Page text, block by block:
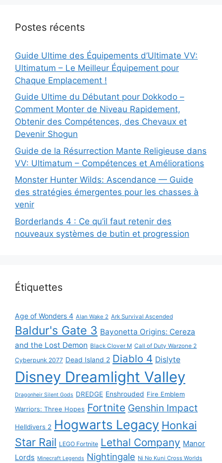
Postes récents
Guide Ultime des Équipements d’Ultimate VV:
Ultimatum – Le Meilleur Équipement pour
Chaque Emplacement !
Guide Ultime du Débutant pour Dokkodo –
Comment Monter de Niveau Rapidement,
Obtenir des Compétences, des Chevaux et
Devenir Shogun
Guide de la Résurrection Mante Religieuse dans
VV: Ultimatum – Compétences et Améliorations
Monster Hunter Wilds: Ascendance — Guide
des stratégies émergentes pour les chasses à
venir
Borderlands 4 : Ce qu’il faut retenir des
nouveaux systèmes de butin et progression
Étiquettes
Age of Wonders 4 Alan Wake 2 Ark Survival Ascended
Baldur's Gate 3 Bayonetta Origins: Cereza
and the Lost Demon Black Clover M Call of Duty Warzone 2
Cyberpunk 2077 Dead Island 2 Diablo 4 Dislyte
Disney Dreamlight Valley
Dragonheir Silent Gods DREDGE Enshrouded Fire Emblem
Warriors: Three Hopes Fortnite Genshin Impact
Helldivers 2 Hogwarts Legacy Honkai
Star Rail LEGO Fortnite Lethal Company Manor
Lords Minecraft Legends Nightingale Ni No Kuni Cross Worlds